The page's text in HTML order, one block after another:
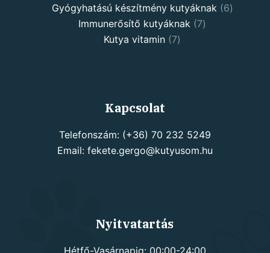
products
Gyógyhatású készítmény kutyáknak 66
Immunerősítő kutyáknak 77
Kutya vitamin 77
Kapcsolat
Telefonszám: (+36) 70 232 5249
Email: fekete.gergo@kutyusom.hu
Nyitvatartás
Hétfő-Vasárnapig: 00:00-24:00